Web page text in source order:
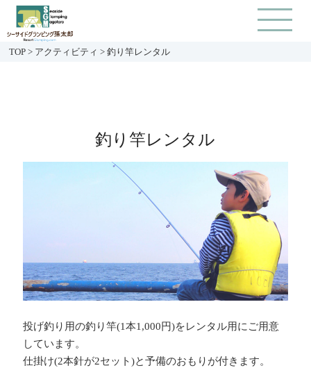
TOP > アクティビティ >釣り竿レンタル
釣り竿レンタル
投げ釣り用の釣り竿(1本1,000円)をレンタル用にご用意
しています。
仕掛け(2本針が2セット)と予備のおもりが付きます。